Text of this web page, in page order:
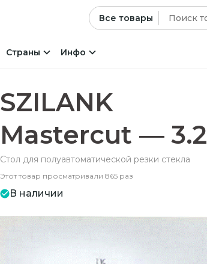
Все товары Искать:
Страны Инфо
SZILANK
Mastercut — 3.2
Стол для полуавтоматической резки стекла
Этот товар просматривали 865 раз
В наличии